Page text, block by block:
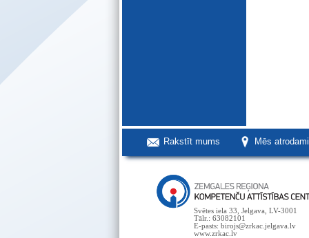
Rakstīt mums Mēs
Svētes iela 33, Jelgava, LV-3001
Tālr.: 63082101
E-pasts: birojs@zrkac.jelgava.lv
www.zrkac.lv